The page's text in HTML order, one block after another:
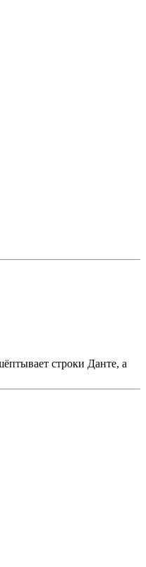
строки Данте, а